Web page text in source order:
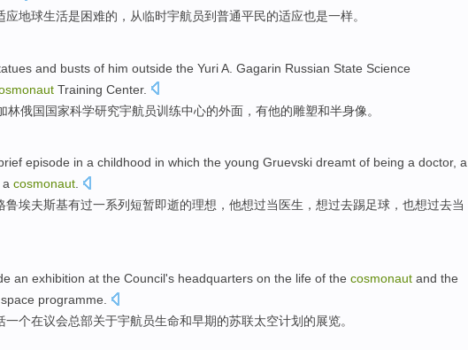
应地球生活是困难的， 从临时宇航员到普通平民的适应也是一样。
and busts of him outside the Yuri A. Gagarin Russian State Science
Training Center.
林俄国国家科学研究宇航员训练中心的外面 ， 有他的雕塑和半身像。
episode in a childhood in which the young Gruevski dreamt of being a doctor, a
a cosmonaut.
鲁埃夫斯基有过一系列短暂即逝的理想，他想过当医生 ，想过去踢足球， 也想过去当
an exhibition at the Council's headquarters on the life of the cosmonaut and the
space programme
一个在议会总部关于宇航员生命和早期的苏联太空计划 的展览。